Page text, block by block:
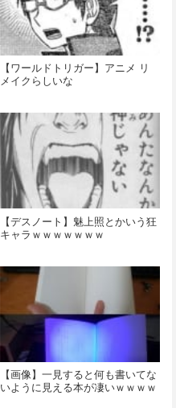
【ワールドトリガー】アニメ リ
メイクらしいな
【デスノート】魅上照とかいう狂
キャラｗｗｗｗｗｗｗ
【画像】一見すると何も書いてな
いように見える本が凄いｗｗｗｗ